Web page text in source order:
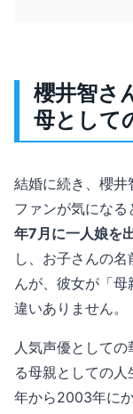
櫻井智さ
母として
結婚に続き、櫻
ファンが気になる
年7月に一人娘を
し、お子さんの
んが、彼女が「
違いありません。
人気声優として
る母親としての
年から2003年に